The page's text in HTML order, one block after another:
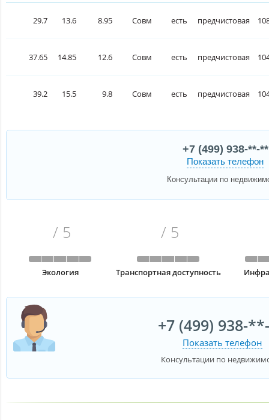
29.7 13.6 8.95 Совм есть предчистовая
37.65 14.85 12.6 Совм есть предчистовая
39.2 15.5 9.8 Совм есть предчистовая
+7 (499) 938-**-**
Показать телефон
Консультации по
/ 5
Экология
/ 5
Транспортная доступность
+7 (499) 938-
Показать телефон
Консультации по